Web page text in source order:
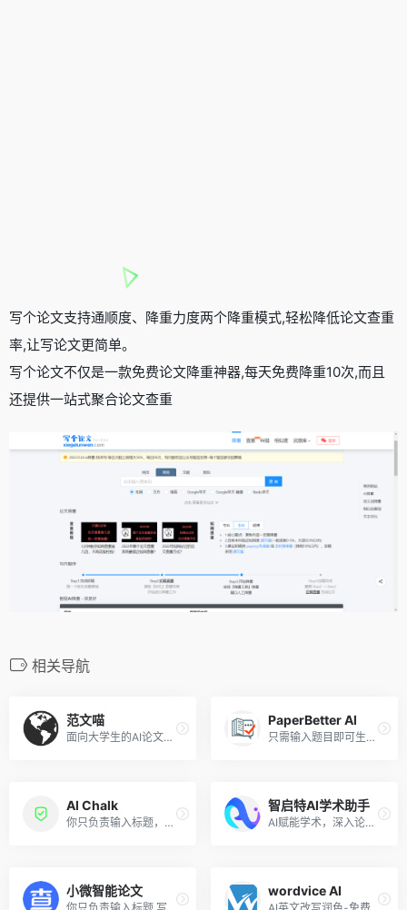
写个论文支持通顺度、降重力度两个降重模式,轻松降低论文查重
率,让写论文更简单。
写个论文不仅是一款免费论文降重神器,每天免费降重10次,而且
还提供一站式聚合论文查重
相关导航
范文喵
面向大学生的AI论文写作工具
PaperBetter Al
只需输入题目即可生成万字论文，附赠查重报告，可选开题报告、任务书
Al Chalk
你只负责输入标题，10分钟帮你搞定高质量范文
智启特AI学术助手
AI赋能学术，深入论文科研场景，做真正实用、好用的科研辅助工具
小微智能论文 wordvice AI